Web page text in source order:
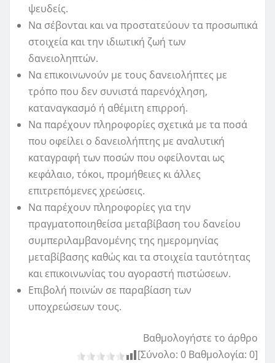
ψευδείς.
Να σέβονται και να προστατεύουν τα προσωπικά
στοιχεία και την ιδιωτική ζωή των
δανειοληπτών.
Να επικοινωνούν με τους δανειολήπτες με
τρόπο που δεν συνιστά παρενόχληση,
καταναγκασμό ή αθέμιτη επιρροή.
Να παρέχουν πληροφορίες σχετικά με τα ποσά
που οφείλει ο δανειολήπτης με αναλυτική
καταγραφή των ποσών που οφείλονται ως
κεφάλαιο, τόκοι, προμήθειες κι άλλες
επιτρεπόμενες χρεώσεις.
Να παρέχουν πληροφορίες για την
πραγματοποιηθείσα μεταβίβαση του δανείου
συμπεριλαμβανομένης της ημερομηνίας
μεταβίβασης καθώς και τα στοιχεία ταυτότητας
και επικοινωνίας του αγοραστή πιστώσεων.
Επιβολή ποινών σε παραβίαση των
υποχρεώσεων τους.
Βαθμολογήστε το άρθρο
[Σύνολο: 0 Βαθμολογία: 0]